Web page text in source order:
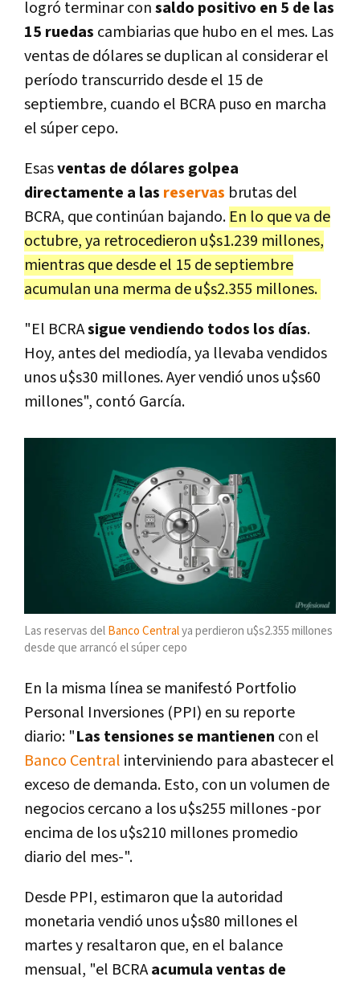
logró terminar consaldo positivo en 5 de las
15 ruedas cambiarias que hubo en el mes. Las
ventas de dólares se duplican al considerar el
período transcurrido desde el 15 de
septiembre, cuando el BCRA puso en marcha
el súper cepo.
Esasventas de dólares golpea
directamente a las reservas brutas del
BCRA, que continúan bajando. En lo que va de
octubre, ya retrocedieron u$s1.239 millones,
mientras que desde el 15 de septiembre
acumulan una merma de u$s2.355 millones.
"El BCRAsigue vendiendo todos los días.
Hoy, antes del mediodía, ya llevaba vendidos
unos u$s30 millones. Ayer vendió unos u$s60
millones", contó García.
Las reservas del Banco Centralya perdieron u$s2.355 millones
desde que arrancó el súper cepo
En la misma línea se manifestó Portfolio
Personal Inversiones (PPI) en su reporte
diario: "Las tensiones se mantienen con el
Banco Central interviniendo para abastecer el
exceso de demanda. Esto, con un volumen de
negocios cercano a los u$s255 millones -por
encima de los u$s210 millones promedio
diario del mes-".
Desde PPI, estimaron que la autoridad
monetaria vendió unos u$s80 millones el
martes y resaltaron que, en el balance
mensual, "el BCRAacumula ventas de